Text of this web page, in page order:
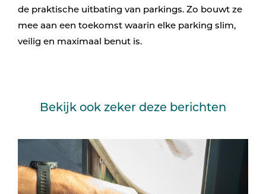
de praktische uitbating van parkings. Zo bouwt ze
mee aan een toekomst waarin elke parking slim,
veilig en maximaal benut is.
Bekijk ook zeker deze berichten